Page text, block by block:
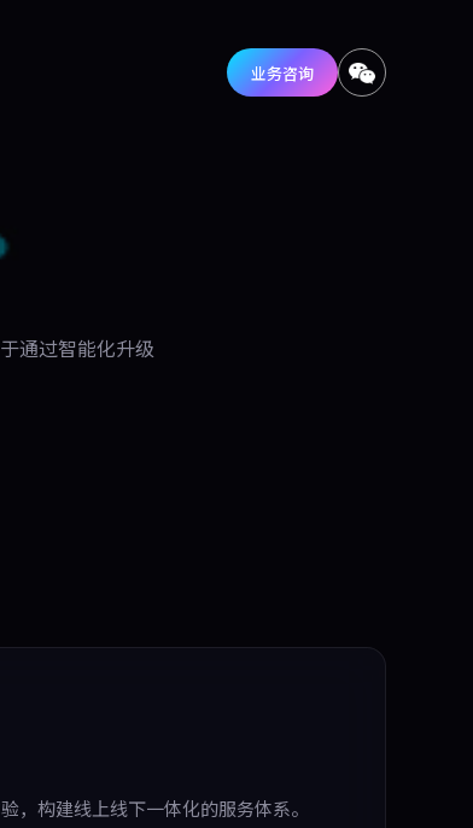
业务咨询
通过智能化升级
，构建线上线下一体化的服务体系。